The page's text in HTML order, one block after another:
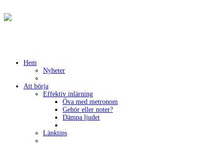
Hem
Nyheter
Att börja
Effektiv inlärning
Öva med metronom
Gehör eller noter?
Dämpa ljudet
Länktips